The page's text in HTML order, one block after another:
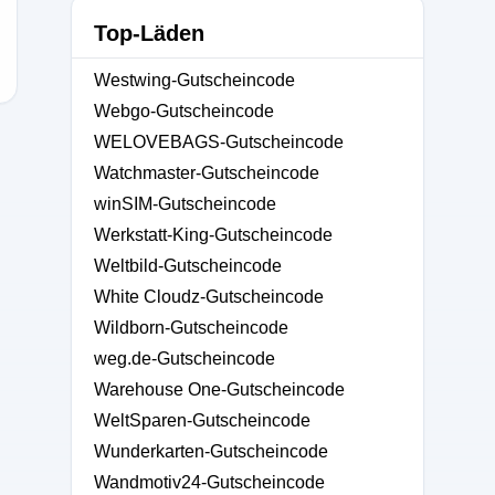
Top-Läden
Westwing-Gutscheincode
Webgo-Gutscheincode
WELOVEBAGS-Gutscheincode
Watchmaster-Gutscheincode
winSIM-Gutscheincode
Werkstatt-King-Gutscheincode
Weltbild-Gutscheincode
White Cloudz-Gutscheincode
Wildborn-Gutscheincode
weg.de-Gutscheincode
Warehouse One-Gutscheincode
WeltSparen-Gutscheincode
Wunderkarten-Gutscheincode
Wandmotiv24-Gutscheincode